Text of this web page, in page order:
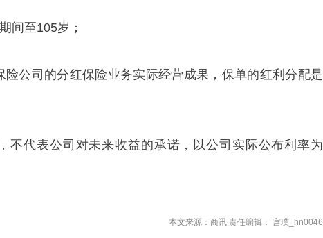
间至105岁；
险公司的分红保险业务实际经营成果，保单的红利分配是
不代表公司对未来收益的承诺，以公司实际公布利率为
本文来源：商讯 责任编辑： 宫璞_hn0046